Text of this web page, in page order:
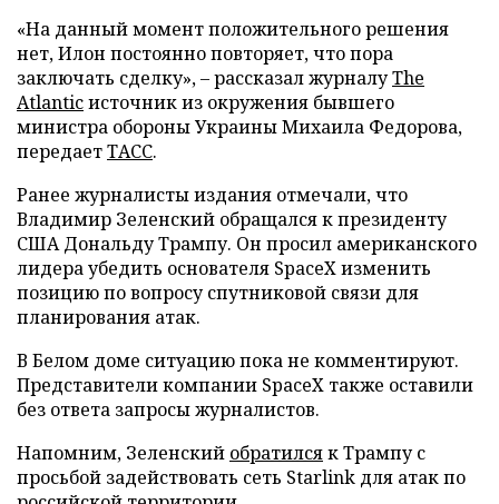
«На данный момент положительного решения
нет, Илон постоянно повторяет, что пора
заключать сделку», – рассказал журналуThe
Atlanticисточник из окружения бывшего
министра обороны Украины Михаила Федорова,
передаетТАСС.
Ранее журналисты издания отмечали, что
Владимир Зеленский обращался к президенту
США Дональду Трампу. Он просил американского
лидера убедить основателя SpaceX изменить
позицию по вопросу спутниковой связи для
планирования атак.
В Белом доме ситуацию пока не комментируют.
Представители компании SpaceX также оставили
без ответа запросы журналистов.
Напомним, Зеленский обратилсяк Трампу с
просьбой задействовать сеть Starlink для атак по